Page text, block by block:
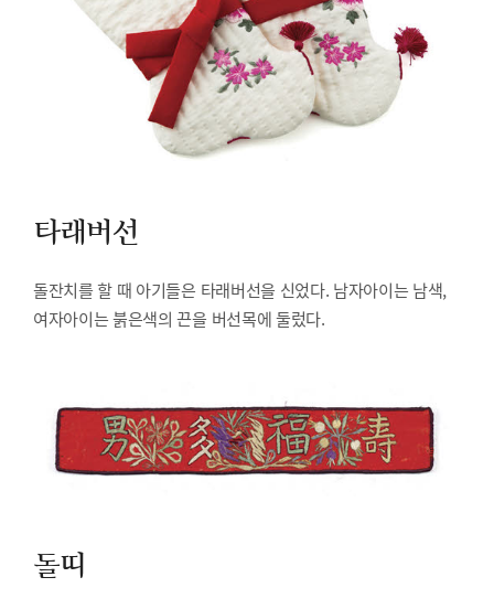
타래버선
돌잔치를 할 때 아기들은 타래버선을 신었다. 남자아이는 남색,
여자아이는 붉은색의 끈을 버선목에 둘렀다.
돌띠